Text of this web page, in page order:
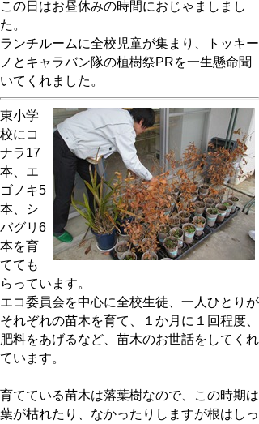
この日はお昼休みの時間におじゃましまし
た。
ランチルームに全校児童が集まり、トッキー
ノとキャラバン隊の植樹祭PRを一生懸命聞
いてくれました。
東小学
校にコ
ナラ17
本、エ
ゴノキ5
本、シ
バグリ6
本を育
てても
らっています。
エコ委員会を中心に全校生徒、一人ひとりが
それぞれの苗木を育て、１か月に１回程度、
肥料をあげるなど、苗木のお世話をしてくれ
ています。
育てている苗木は落葉樹なので、この時期は
葉が枯れたり、なかったりしますが根はしっ